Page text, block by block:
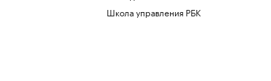
Школа управления РБК